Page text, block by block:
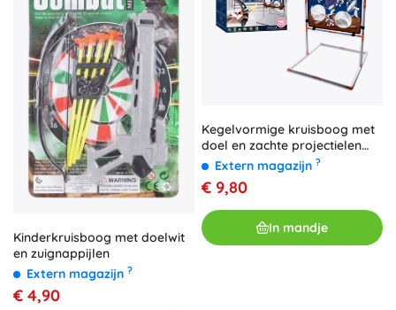
Kinderkruisboog met doelwit
en zuignappijlen
Extern magazijn ?
€ 4,90
Kegelvormige kruisboog met
doel en zachte projectielen
voor kinderen
Extern magazijn ?
€ 9,80
In mandje